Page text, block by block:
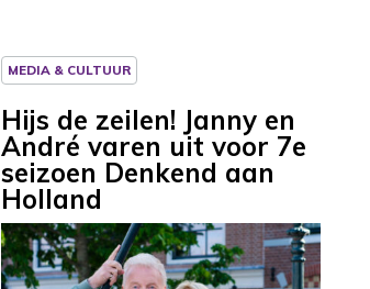
MEDIA & CULTUUR
Hijs de zeilen! Janny en
André varen uit voor 7e
seizoen Denkend aan
Holland